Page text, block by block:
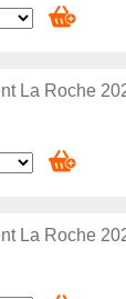
La Roche
La Roche